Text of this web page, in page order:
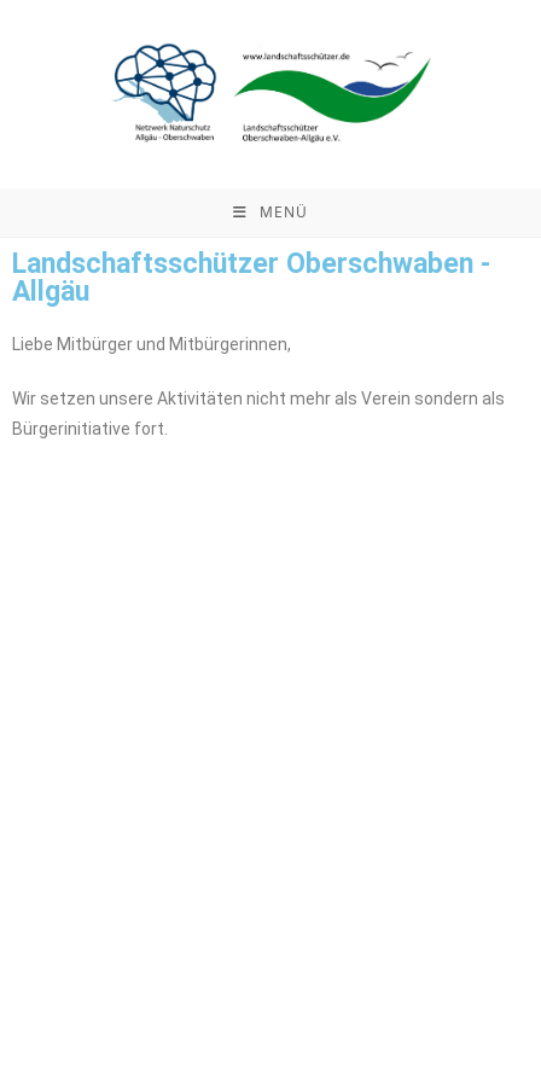
MENÜ
Landschaftsschützer Oberschwaben -
Allgäu
Liebe Mitbürger und Mitbürgerinnen,
Wir setzen unsere Aktivitäten nicht mehr als Verein sondern als
Bürgerinitiative fort.